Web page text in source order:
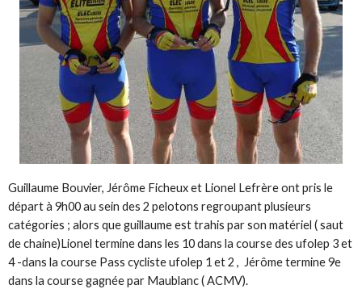
Guillaume Bouvier, Jérôme Ficheux et Lionel Lefrère ont pris le
départ à 9h00 au sein des 2 pelotons regroupant plusieurs
catégories ; alors que guillaume est trahis par son matériel ( saut
de chaine)Lionel termine dans les 10 dans la course des ufolep 3 et
4 -dans la course Pass cycliste ufolep 1 et 2 , Jérôme termine 9e
dans la course gagnée par Maublanc ( ACMV).